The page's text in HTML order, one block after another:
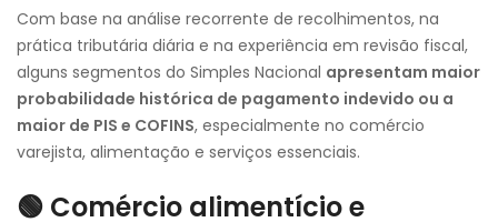
Com base na análise recorrente de recolhimentos, na
prática tributária diária e na experiência em revisão fiscal,
alguns segmentos do Simples Nacional apresentam maior
probabilidade histórica de pagamento indevido ou a
maior de PIS e COFINS, especialmente no comércio
varejista, alimentação e serviços essenciais.
🟢 Comércio alimentício e